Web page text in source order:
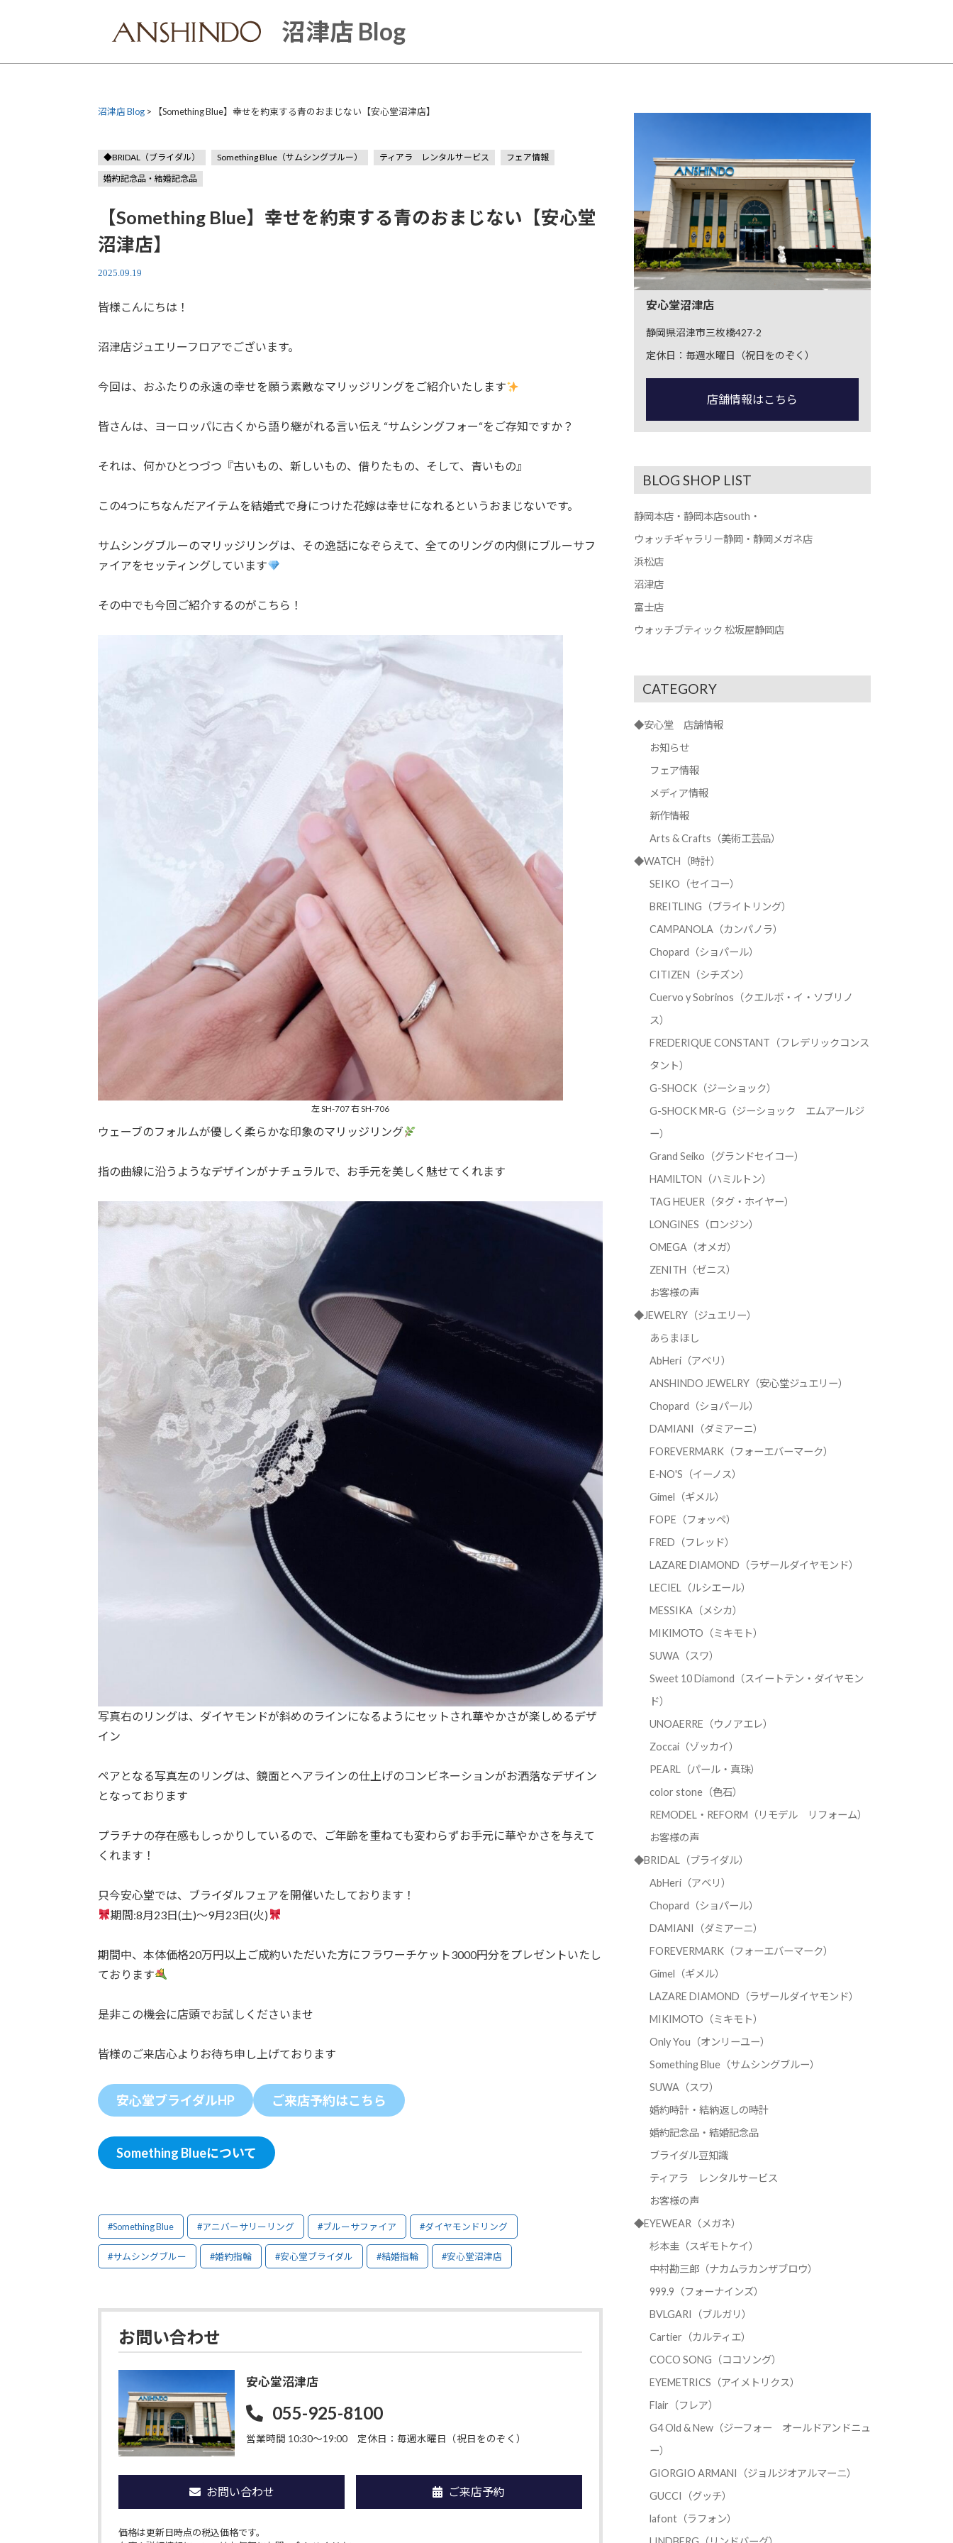
沼津店 Blog
沼津店 Blog > 【Something Blue】幸せを約束する青のおまじない【安心堂沼津店】
◆BRIDAL（ブライダル） Something Blue（サムシングブルー） ティアラ レンタルサービス
フェア情報
婚約記念品・結婚記念品
【Something Blue】幸せを約束する青のおまじない【安心堂
沼津店】
2025.09.19
皆様こんにちは！
沼津店ジュエリーフロアでございます。
今回は、おふたりの永遠の幸せを願う素敵なマリッジリングをご紹介いたします
皆さんは、ヨーロッパに古くから語り継がれる言い伝え “サムシングフォー“をご存知ですか？
それは、何かひとつづつ『古いもの、新しいもの、借りたもの、そして、青いもの』
この4つにちなんだアイテムを結婚式で身につけた花嫁は幸せになれるというおまじないです。
サムシングブルーのマリッジリングは、その逸話になぞらえて、全てのリングの内側にブルーサフ
ァイアをセッティングしています
その中でも今回ご紹介するのがこちら！
左 SH-707 右 SH-706
ウェーブのフォルムが優しく柔らかな印象のマリッジリング
指の曲線に沿うようなデザインがナチュラルで、お手元を美しく魅せてくれます
写真右のリングは、ダイヤモンドが斜めのラインになるようにセットされ華やかさが楽しめるデザ
イン
ペアとなる写真左のリングは、鏡面とヘアラインの仕上げのコンビネーションがお洒落なデザイン
となっております
プラチナの存在感もしっかりしているので、ご年齢を重ねても変わらずお手元に華やかさを与えて
くれます！
只今安心堂では、ブライダルフェアを開催いたしております！
期間:8月23日(土)〜9月23日(火)
期間中、本体価格20万円以上ご成約いただいた方にフラワーチケット3000円分をプレゼントいたし
ております
是非この機会に店頭でお試しくださいませ
皆様のご来店心よりお待ち申し上げております
安心堂ブライダルHP ご来店予約はこちら
Something Blueについて
#Something Blue #アニバーサリーリング #ブルーサファイア #ダイヤモンドリング
#サムシングブルー #婚約指輪 #安心堂ブライダル #結婚指輪 #安心堂沼津店
お問い合わせ
安心堂沼津店
055-925-8100
営業時間 10:30〜19:00 定休日：毎週水曜日（祝日をのぞく）
お問い合わせ ご来店予約
価格は更新日時点の税込価格です。
安心堂沼津店
静岡県沼津市三枚橋427-2
定休日：毎週水曜日（祝日をのぞく）
店舗情報はこちら
BLOG SHOP LIST
静岡本店・静岡本店south・
ウォッチギャラリー静岡・静岡メガネ店
浜松店
沼津店
富士店
ウォッチブティック 松坂屋静岡店
CATEGORY
◆安心堂 店舗情報
お知らせ
フェア情報
メディア情報
新作情報
Arts & Crafts（美術工芸品）
◆WATCH（時計）
SEIKO（セイコー）
BREITLING（ブライトリング）
CAMPANOLA（カンパノラ）
Chopard（ショパール）
CITIZEN（シチズン）
Cuervo y Sobrinos（クエルボ・イ・ソブリノ
ス）
FREDERIQUE CONSTANT（フレデリックコンス
タント）
G-SHOCK（ジーショック）
G-SHOCK MR-G（ジーショック エムアールジ
ー）
Grand Seiko（グランドセイコー）
HAMILTON（ハミルトン）
TAG HEUER（タグ・ホイヤー）
LONGINES（ロンジン）
OMEGA（オメガ）
ZENITH（ゼニス）
お客様の声
◆JEWELRY（ジュエリー）
あらまほし
AbHeri（アベリ）
ANSHINDO JEWELRY（安心堂ジュエリー）
Chopard（ショパール）
DAMIANI（ダミアーニ）
FOREVERMARK（フォーエバーマーク）
E-NO'S（イーノス）
Gimel（ギメル）
FOPE（フォッペ）
FRED（フレッド）
LAZARE DIAMOND（ラザールダイヤモンド）
LECIEL（ルシエール）
MESSIKA（メシカ）
MIKIMOTO（ミキモト）
SUWA（スワ）
Sweet 10 Diamond（スイートテン・ダイヤモン
ド）
UNOAERRE（ウノアエレ）
Zoccai（ゾッカイ）
PEARL（パール・真珠）
color stone（色石）
REMODEL・REFORM（リモデル リフォーム）
お客様の声
◆BRIDAL（ブライダル）
AbHeri（アベリ）
Chopard（ショパール）
DAMIANI（ダミアーニ）
FOREVERMARK（フォーエバーマーク）
Gimel（ギメル）
LAZARE DIAMOND（ラザールダイヤモンド）
MIKIMOTO（ミキモト）
Only You（オンリーユー）
Something Blue（サムシングブルー）
SUWA（スワ）
婚約時計・結納返しの時計
婚約記念品・結婚記念品
ブライダル豆知識
ティアラ レンタルサービス
お客様の声
◆EYEWEAR（メガネ）
杉本圭（スギモトケイ）
中村勘三郎（ナカムラカンザブロウ）
999.9（フォーナインズ）
BVLGARI（ブルガリ）
Cartier（カルティエ）
COCO SONG（ココソング）
EYEMETRICS（アイメトリクス）
Flair（フレア）
G4 Old & New（ジーフォー オールドアンドニュ
ー）
GIORGIO ARMANI（ジョルジオアルマーニ）
GUCCI（グッチ）
lafont（ラフォン）